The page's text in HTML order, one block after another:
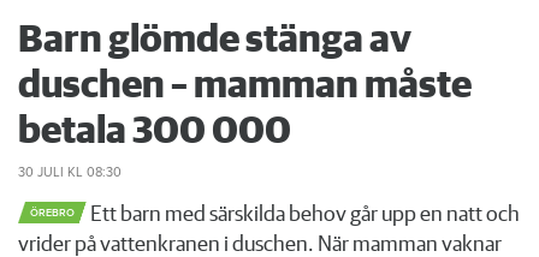
Barn glömde stänga av
duschen – mamman måste
betala 300 000
30 JULI KL 08:30
ÖREBRO
Ett barn med särskilda behov går upp en natt och
vrider på vattenkranen i duschen. När mamman vaknar